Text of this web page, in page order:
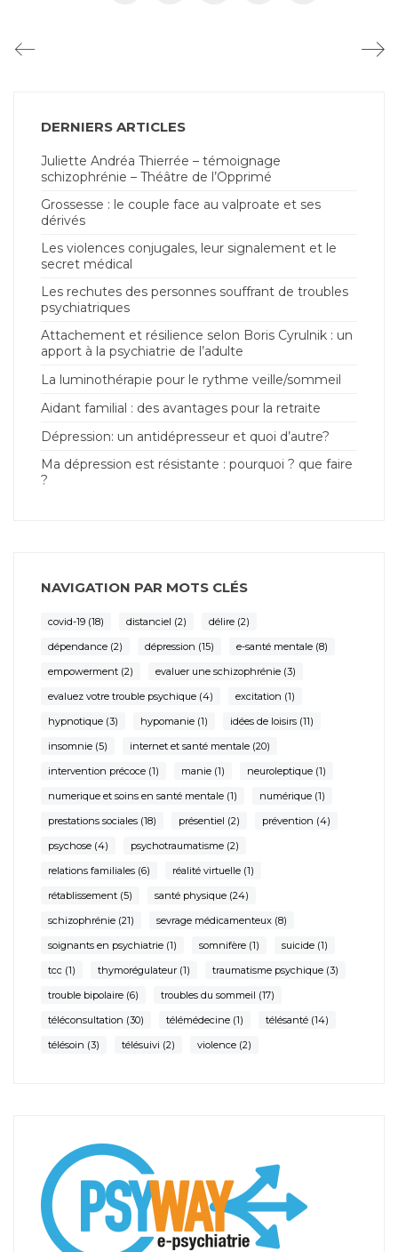
DERNIERS ARTICLES
Juliette Andréa Thierrée – témoignage
schizophrénie – Théâtre de l’Opprimé
Grossesse : le couple face au valproate et ses
dérivés
Les violences conjugales, leur signalement et le
secret médical
Les rechutes des personnes souffrant de troubles
psychiatriques
Attachement et résilience selon Boris Cyrulnik : un
apport à la psychiatrie de l’adulte
La luminothérapie pour le rythme veille/sommeil
Aidant familial : des avantages pour la retraite
Dépression: un antidépresseur et quoi d’autre?
Ma dépression est résistante : pourquoi ? que faire
?
NAVIGATION PAR MOTS CLÉS
covid-19 (18) distanciel (2) délire (2)
dépendance (2) dépression (15) e-santé mentale (8)
empowerment (2) evaluer une schizophrénie (3)
evaluez votre trouble psychique (4) excitation (1)
hypnotique (3) hypomanie (1) idées de loisirs (11)
insomnie (5) internet et santé mentale (20)
intervention précoce (1) manie (1) neuroleptique (1)
numerique et soins en santé mentale (1) numérique (1)
prestations sociales (18) présentiel (2) prévention (4)
psychose (4) psychotraumatisme (2)
relations familiales (6) réalité virtuelle (1)
rétablissement (5) santé physique (24)
schizophrénie (21) sevrage médicamenteux (8)
soignants en psychiatrie (1) somnifère (1) suicide (1)
tcc (1) thymorégulateur (1) traumatisme psychique (3)
trouble bipolaire (6) troubles du sommeil (17)
téléconsultation (30) télémédecine (1) télésanté (14)
télésoin (3) télésuivi (2) violence (2)